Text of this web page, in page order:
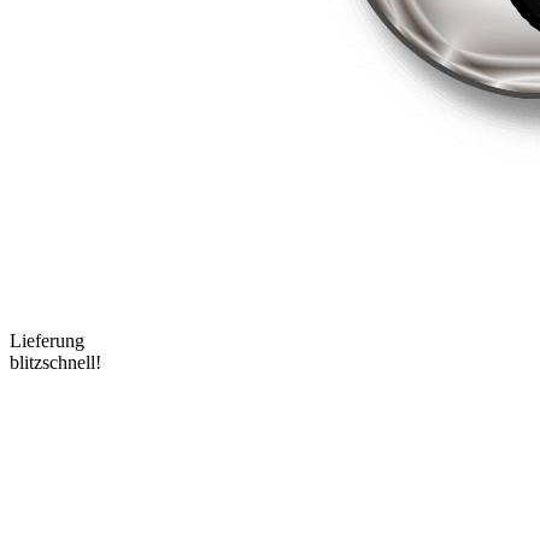
Lieferung
blitzschnell!